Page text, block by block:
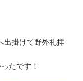
出掛けて野外礼拝
たです！